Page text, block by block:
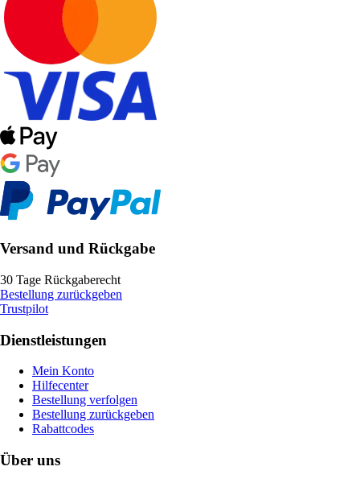
Versand und Rückgabe
30 Tage Rückgaberecht
Bestellung zurückgeben
Trustpilot
Dienstleistungen
Mein Konto
Hilfecenter
Bestellung verfolgen
Bestellung zurückgeben
Rabattcodes
Über uns